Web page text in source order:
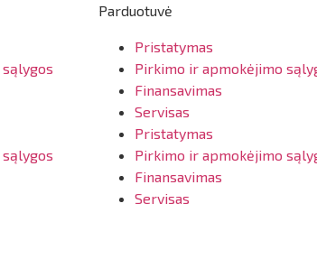
Parduotuvė
Pristatymas
Pirkimo ir apmokėjimo
Finansavimas
Servisas
Pristatymas
Pirkimo ir apmokėjimo
Finansavimas
Servisas